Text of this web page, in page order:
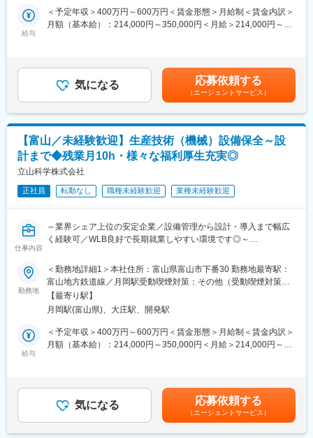
■配属部門
→ 30代～40代中心の落ち着いた組織です。
■働き方・休日の実態
・平均残業時間：月7時間程度
・月2回程度土曜出勤（チーム制）その分水曜休みあり
・日祝当番あり（月1～2回程度）
※必ず振替休日を取得
・有給取得もしやすく産前産後育児休暇取得率100％
大型連休について（2026年度）
・GW：8連休
・シルバーウィーク：5連休
・健康経営認定企業
・全営業所にAirdog（高機能空気清浄機）導入
・オフィスカジュアル導入（2026年5月～）
・社員の声から制度改善を行う「プライドアンドチャレンジPJ」
変更の範囲：会社の定める業務
■業務詳細：
使用PLC例：オムロン、キーエンス、YOKOGAWA、三菱電機
など
薄膜を固有技術とした高信頼性部品の生産・販売を行っていま
す。
今日では、IATF 16949（自動車産業向け品質マネジメントシステ
ム国際規格）を取得し、自動車部品にも採用されています。
超高信頼性を要求される「はやぶさ」等にも搭載、また独自の技
術でガスコンロ向けに標準搭載された高信頼性Siセンサーで業界
トップシェアとなっております。
■就業環境：
月平均残業時間は約10時間、年間休日126日と、仕事とプライベ
も整っており、長期的なキャリア形成を見据えて安心して働ける
環境が整っています。
変更の範囲：会社の定める業務
可能場所あり変更の範囲：会社の定める事業所（リモートワーク
含む）
給与
＜予定年収＞400万円～600万円＜賃金形態＞月給制＜賃金内訳＞
月額（基本給）：214,000円～350,000円＜月給＞214,000円～
賞与金額計4.30ヶ月分（前年度実績）■賃金は経験・資格・年齢に
より決定します。賃金はあくまでも目安の金額であり、選考を通
じて上下する可能性があります。月給(月額)は固定手当を含めた表
記です。
気になる 応募依頼する
（エージェントサービス）
【富山／未経験歓迎】生産技術（機械）設備保全～設
計まで◆残業月10h・様々な福利厚生充実◎
立山科学株式会社
正社員 転勤なし 職種未経験歓迎 業種未経験歓迎
仕事内容
～業界シェア上位の安定企業／設備管理から設計・導入まで幅広
く経験可／WLB良好で長期就業しやすい環境です◎～
■業務内容：
電子部品事業において、生産設備の安定稼働を支える設備管理・
保守・保全業務全般をお任せします。
※早い場合は採用から半日後に、職業能力開発・人事交流の目的で
（株）立山科学デバイステクノロジーに在籍出向となります。
■業務詳細：
※小規模設備については、内製対応を行う場合もあります
・工場インフラ（フロア、ユーティリティ関連）の管理
・各種計測器（重量・長さなど）の校正業務
勤務地
＜勤務地詳細1＞本社住所：富山県富山市下番30 勤務地最寄駅：
富山地方鉄道線／月岡駅受動喫煙対策：その他（受動喫煙対策あ
り（喫煙室設置） 工場内の一室）＜勤務地詳細2＞立山科学デバ
イステクノロジー南工場住所：富山県富山市月岡町３丁目６番地
可能場所あり変更の範囲：会社の定める事業所（リモートワーク
含む）
【最寄り駅】
月岡駅(富山県)、大庄駅、開発駅
給与
＜予定年収＞400万円～600万円＜賃金形態＞月給制＜賃金内訳＞
月額（基本給）：214,000円～350,000円＜月給＞214,000円～
賞与金額計4.30ヶ月分（前年度実績）■賃金は経験・資格・年齢に
より決定します。賃金はあくまでも目安の金額であり、選考を通
じて上下する可能性があります。月給(月額)は固定手当を含めた表
記です。
気になる 応募依頼する
（エージェントサービス）